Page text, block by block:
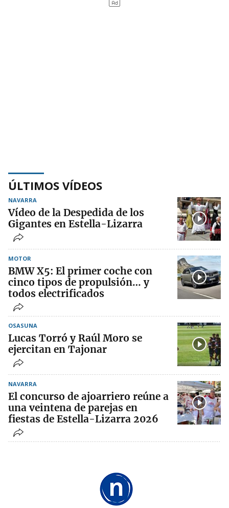
ÚLTIMOS VÍDEOS
NAVARRA
Vídeo de la Despedida de los
Gigantes en Estella-Lizarra
MOTOR
BMW X5: El primer coche con
cinco tipos de propulsión… y
todos electrificados
OSASUNA
Lucas Torró y Raúl Moro se
ejercitan en Tajonar
NAVARRA
El concurso de ajoarriero reúne a
una veintena de parejas en
fiestas de Estella-Lizarra 2026